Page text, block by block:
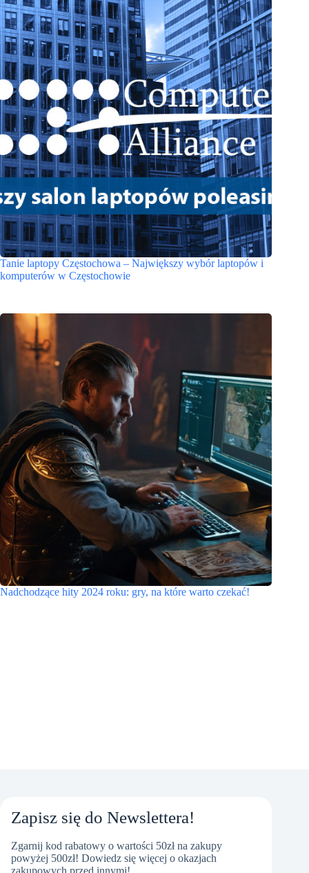
Tanie laptopy Częstochowa – Największy wybór laptopów i
komputerów w Częstochowie
Nadchodzące hity 2024 roku: gry, na które warto czekać!
Zapisz się do Newslettera!
Zgarnij kod rabatowy o wartości 50zł na zakupy
powyżej 500zł! Dowiedz się więcej o okazjach
zakupowych przed innymi!